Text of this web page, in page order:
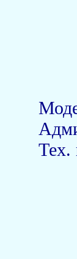
Тех.